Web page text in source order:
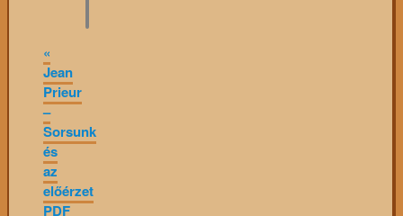
«
Jean
Prieur
–
Sorsunk
és
az
előérzet
PDF